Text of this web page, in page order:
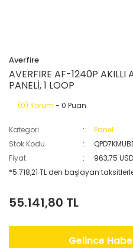
Averfire
AVERFIRE AF-1240P AKILLI
PANELİ, 1 LOOP
(0) Yorum - 0 Puan
Kategori
Panel
Stok Kodu
Fiyat
963,75
*5.718,21 TL den başlayan
55.141,80 TL
Gelince